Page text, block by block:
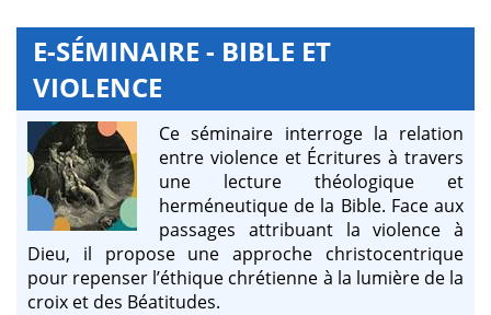
E-SÉMINAIRE - BIBLE ET
VIOLENCE
Ce séminaire interroge la relation
entre violence et Écritures à travers
une lecture théologique et
herméneutique de la Bible. Face aux
passages attribuant la violence à
Dieu, il propose une approche christocentrique
pour repenser l’éthique chrétienne à la lumière de la
croix et des Béatitudes.